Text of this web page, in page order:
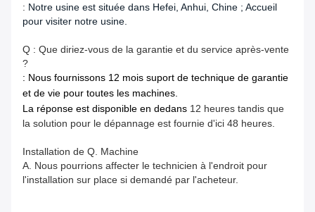
: Notre usine est située dans Hefei, Anhui, Chine ; Accueil
pour visiter notre usine.
Q : Que diriez-vous de la garantie et du service après-vente
?
: Nous fournissons 12 mois suport de technique de garantie
et de vie pour toutes les machines.
La réponse est disponible en dedans 12 heures tandis que
la solution pour le dépannage est fournie d'ici 48 heures.
Installation de Q. Machine
A. Nous pourrions affecter le technicien à l'endroit pour
l'installation sur place si demandé par l'acheteur.